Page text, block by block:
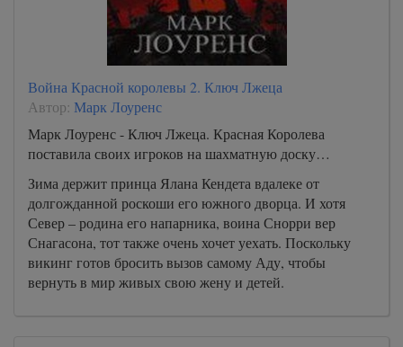
Война Красной королевы 2. Ключ Лжеца
Автор: Марк Лоуренс
Марк Лоуренс - Ключ Лжеца. Красная Королева
поставила своих игроков на шахматную доску…
Зима держит принца Ялана Кендета вдалеке от
долгожданной роскоши его южного дворца. И хотя
Север – родина его напарника, воина Снорри вер
Снагасона, тот также очень хочет уехать. Поскольку
викинг готов бросить вызов самому Аду, чтобы
вернуть в мир живых свою жену и детей.